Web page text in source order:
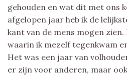
gehouden en wat dit met ons
afgelopen jaar heb ik de
kant van de mens mogen
waarin ik mezelf tegenkwam
Het was een jaar van
er zijn voor anderen, maar